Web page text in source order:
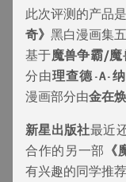
此次评测的产品
奇》 黑白漫画集
基于魔兽争霸/魔
分由理查德·A·
漫画部分由金在
新星出版社最近
合作的另一部
有兴趣的同学推